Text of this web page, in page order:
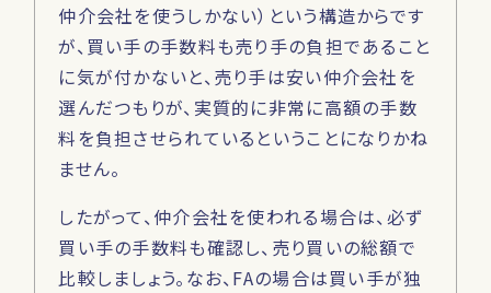
仲介会社を使うしかない）という構造からです
が、買い手の手数料も売り手の負担であること
に気が付かないと、売り手は安い仲介会社を
選んだつもりが、実質的に非常に高額の手数
料を負担させられているということになりかね
ません。
したがって、仲介会社を使われる場合は、必ず
買い手の手数料も確認し、売り買いの総額で
比較しましょう。なお、FAの場合は買い手が独